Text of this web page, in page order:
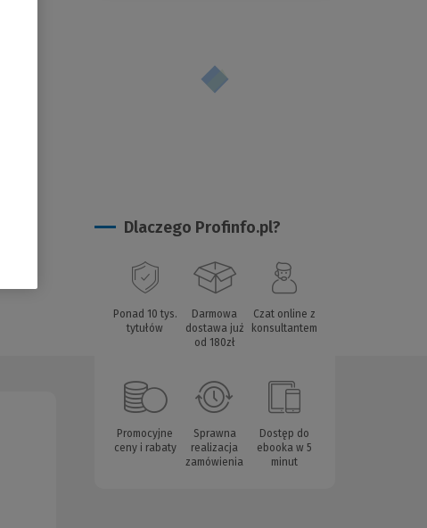
Dlaczego Profinfo.pl?
Ponad 10 tys.
tytułów
Darmowa
dostawa już
od 180zł
Czat online z
konsultantem
Promocyjne
ceny i rabaty
Sprawna
realizacja
zamówienia
Dostęp do
ebooka w 5
minut